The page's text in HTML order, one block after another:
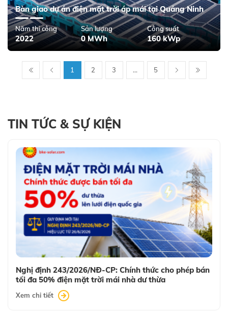
Bàn giao dự án điện mặt trời áp mái tại Quảng Ninh
Năm thi công
2022
Sản lượng
0 MWh
Công suất
160 kWp
1 2 3 ... 5
TIN TỨC & SỰ KIỆN
Nghị định 243/2026/NĐ-CP: Chính thức cho phép bán
tối đa 50% điện mặt trời mái nhà dư thừa
Xem chi tiết